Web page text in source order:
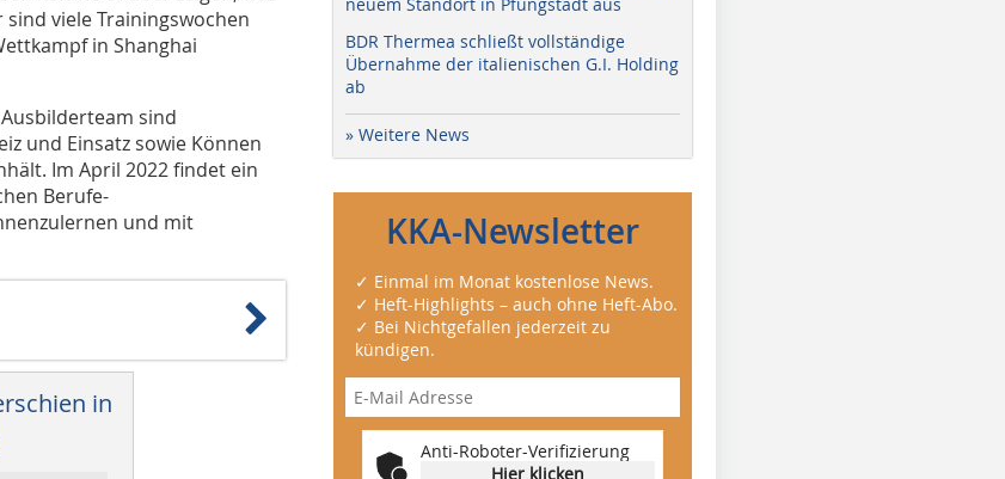
viele Trainingswochen
in Shanghai
sind
und Einsatz sowie Können
Im April 2022 findet ein
Berufe-
und mit
in
BDR Thermea schließt vollständige
Übernahme der italienischen G.I. Holding
ab
» Weitere News
KKA-Newsletter
✓ Einmal im Monat kostenlose News.
✓ Heft-Highlights – auch ohne Heft-Abo.
✓ Bei Nichtgefallen jederzeit zu
kündigen.
Anti-Roboter-Verifizierung
Hier klicken